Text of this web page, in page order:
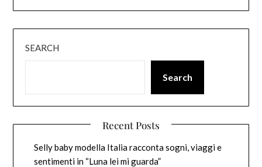
SEARCH
Search
Recent Posts
Selly baby modella Italia racconta sogni, viaggi e
sentimenti in “Luna lei mi guarda”